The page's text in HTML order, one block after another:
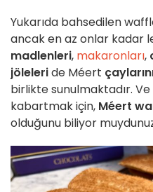
Yukarıda bahsedilen
ancak en az onlar kadar
madlenleri, makaronları,
jöleleride Méert
birlikte sunulmaktadır. Ve
kabartmak için, Méert
olduğunu biliyor